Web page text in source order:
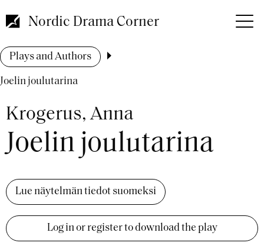
to
main
Nordic Drama Corner
Breadcrumb
Plays and Authors
Joelin joulutarina
Krogerus, Anna
Joelin joulutarina
Lue näytelmän tiedot suomeksi
Log in or register to download the play